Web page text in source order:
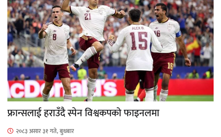
फ्रान्सलाई हराउँदै स्पेन विश्वकपको फाइनलमा
२०८३ असार ३१ गते, बुधबार